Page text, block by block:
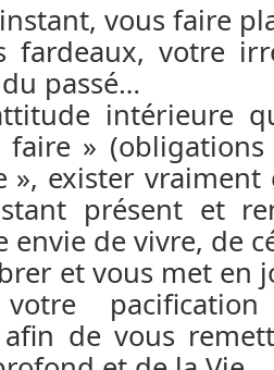
vous faire
fardeaux, votre
passé…
intérieure
»
», exister
présent et
envie de vivre, de
et vous met en
votre
de vous